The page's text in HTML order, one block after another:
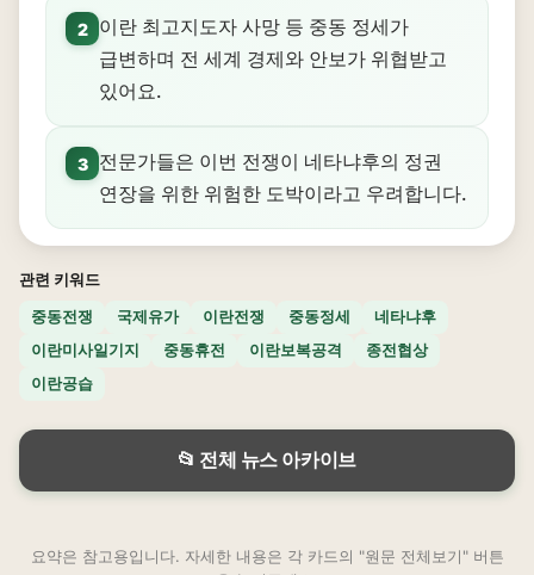
2
이란 최고지도자 사망 등 중동 정세가
급변하며 전 세계 경제와 안보가 위협받고
있어요.
3
전문가들은 이번 전쟁이 네타냐후의 정권
연장을 위한 위험한 도박이라고 우려합니다.
관련 키워드
중동전쟁
국제유가 이란전쟁 중동정세
네타냐후
이란미사일기지
중동휴전 이란보복공격
종전협상
이란공습
📂 전체 뉴스 아카이브
요약은 참고용입니다. 자세한 내용은 각 카드의 "원문 전체보기" 버튼